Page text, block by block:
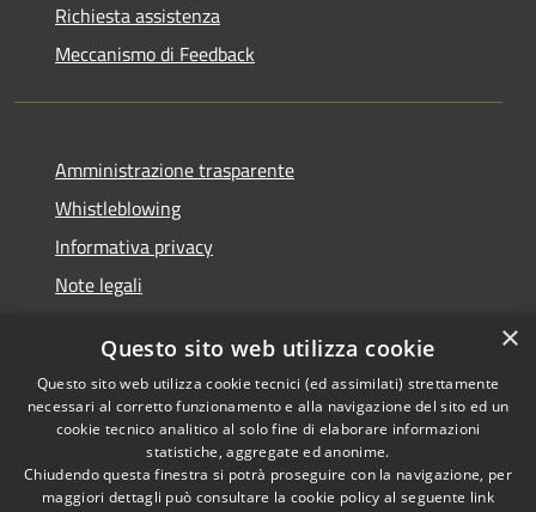
Richiesta assistenza
Meccanismo di Feedback
Amministrazione trasparente
Whistleblowing
Informativa privacy
Note legali
Segnalazioni di inaccessibilità
RSS
Copyright © 2026 • Comune di
×
Questo sito web utilizza cookie
Questo sito web utilizza cookie tecnici (ed assimilati) strettamente
necessari al corretto funzionamento e alla navigazione del sito ed un
cookie tecnico analitico al solo fine di elaborare informazioni
statistiche, aggregate ed anonime.
Chiudendo questa finestra si potrà proseguire con la navigazione, per
maggiori dettagli può consultare la cookie policy al seguente link